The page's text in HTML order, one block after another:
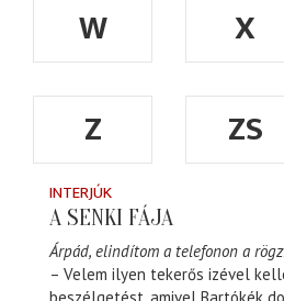
W
X
Z
ZS
INTERJÚK
A SENKI FÁJA
Árpád, elindítom a telefonon a
– Velem ilyen tekerős izével